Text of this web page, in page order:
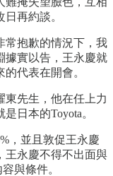
再約談。
常抱歉的情況下，我
據實以告，王永慶就
代表在開會。
東先生，他在任上力
日本的Toyota。
，並且敦促王永慶
王永慶不得不出面與
與條件。